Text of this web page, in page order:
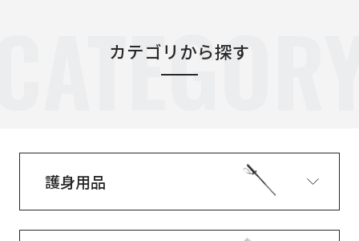
カテゴリから探す
護身用品